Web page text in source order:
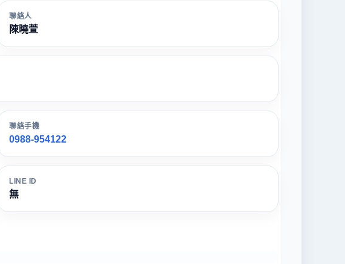
聯絡人
陳曉萱
聯絡手機
0988-954122
LINE ID
無